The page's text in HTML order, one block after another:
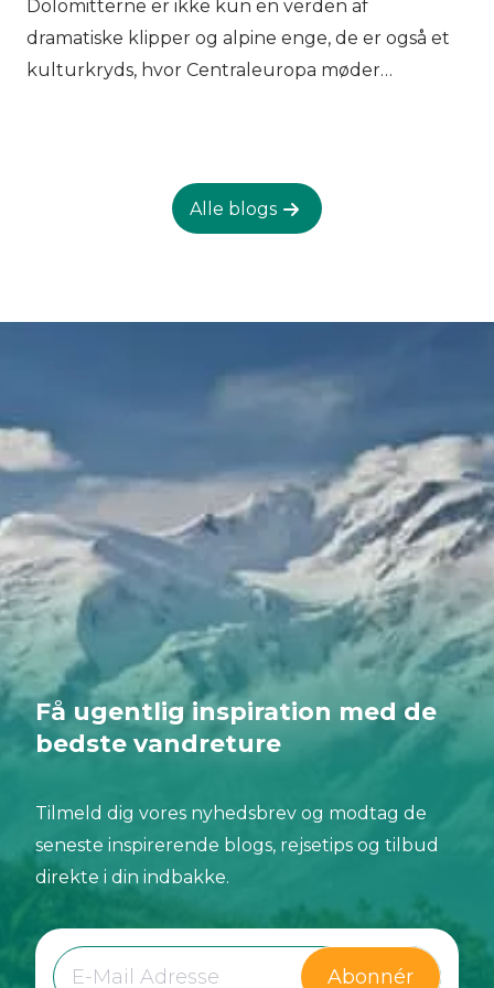
Sydtyrol og Trentino. Tilføj et glas vin brulé eller
en lille grappa for at afslutte, og du vil hurtigt se,
Dolomitterne er ikke kun en verden af
dramatiske klipper og alpine enge, de er også et
kulturkryds, hvor Centraleuropa møder
gennem et landskab formet af mennesker lige så
meget som af klipper. To forskellige arv former
sprog, skikke og dybe forbindelse til bjergene.
at overleve og trives i et krævende bjergmiljø.
Dolomitterne er anerkendt ikke kun som et
UNESCO-verdensarvsted for deres landskaber,
men også som en region, hvor levende traditioner
er dybt rodfæstede i hverdagen og afslører sig
trin for trin langs vandrestierne.
Alle blogs
Få ugentlig inspiration med de
bedste vandreture
Tilmeld dig vores nyhedsbrev og modtag de
seneste inspirerende blogs, rejsetips og tilbud
direkte i din indbakke.
Abonnér